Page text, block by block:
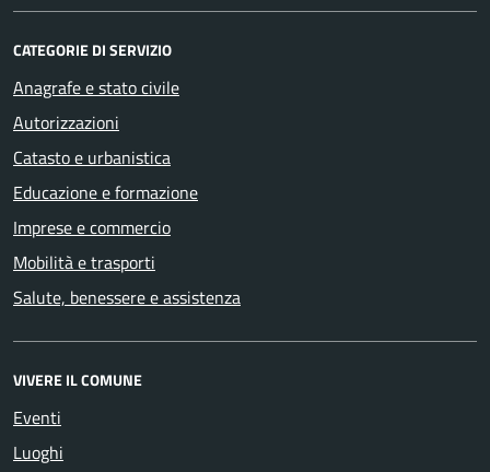
CATEGORIE DI SERVIZIO
Anagrafe e stato civile
Autorizzazioni
Catasto e urbanistica
Educazione e formazione
Imprese e commercio
Mobilità e trasporti
Salute, benessere e assistenza
VIVERE IL COMUNE
Eventi
Luoghi